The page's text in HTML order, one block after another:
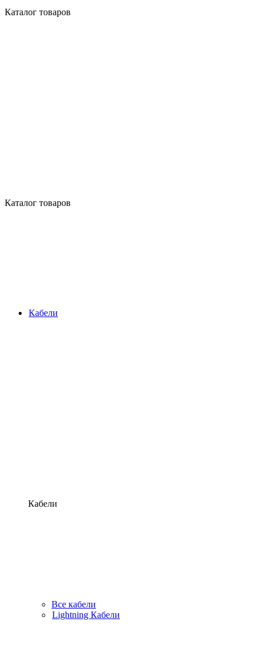
Каталог товаров
Каталог товаров
Кабели
Кабели
Все кабели
Lightning Кабели